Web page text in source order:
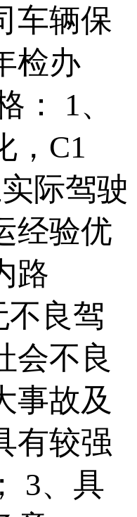
车辆保
检办
： 1、
，C1
际驾驶
经验优
路
良驾
会不良
事故及
有较强
3、具